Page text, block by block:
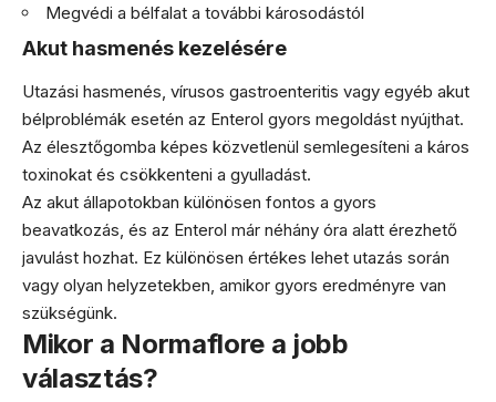
Megvédi a bélfalat a további károsodástól
Akut hasmenés kezelésére
Utazási hasmenés, vírusos gastroenteritis vagy egyéb akut
bélproblémák esetén az Enterol gyors megoldást nyújthat.
Az élesztőgomba képes közvetlenül semlegesíteni a káros
toxinokat és csökkenteni a gyulladást.
Az akut állapotokban különösen fontos a gyors
beavatkozás, és az Enterol már néhány óra alatt érezhető
javulást hozhat. Ez különösen értékes lehet utazás során
vagy olyan helyzetekben, amikor gyors eredményre van
szükségünk.
Mikor a Normaflore a jobb
választás?